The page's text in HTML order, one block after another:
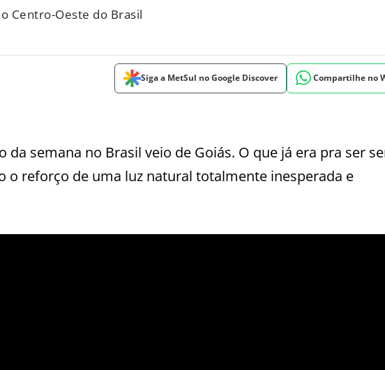
Centro-Oeste do Brasil
Siga a MetSul no Google Discover Compartilhe no
da semana no Brasil veio de Goiás. O que já era pra ser
o reforço de uma luz natural totalmente inesperada e